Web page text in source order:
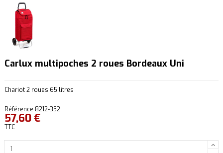
Carlux multipoches 2 roues Bordeaux Uni
Chariot 2 roues 65 litres
Référence 8212-352
57,60 €
TTC